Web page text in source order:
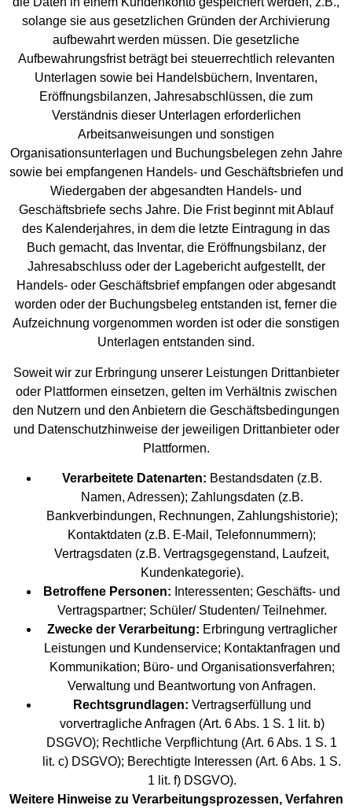
solange sie aus gesetzlichen Gründen der Archivierung
aufbewahrt werden müssen. Die gesetzliche
Aufbewahrungsfrist beträgt bei steuerrechtlich relevanten
Unterlagen sowie bei Handelsbüchern, Inventaren,
Eröffnungsbilanzen, Jahresabschlüssen, die zum
Verständnis dieser Unterlagen erforderlichen
Arbeitsanweisungen und sonstigen
Organisationsunterlagen und Buchungsbelegen zehn Jahre
sowie bei empfangenen Handels- und Geschäftsbriefen und
Wiedergaben der abgesandten Handels- und
Geschäftsbriefe sechs Jahre. Die Frist beginnt mit Ablauf
des Kalenderjahres, in dem die letzte Eintragung in das
Buch gemacht, das Inventar, die Eröffnungsbilanz, der
Jahresabschluss oder der Lagebericht aufgestellt, der
Handels- oder Geschäftsbrief empfangen oder abgesandt
worden oder der Buchungsbeleg entstanden ist, ferner die
Aufzeichnung vorgenommen worden ist oder die sonstigen
Unterlagen entstanden sind.
Soweit wir zur Erbringung unserer Leistungen Drittanbieter
oder Plattformen einsetzen, gelten im Verhältnis zwischen
den Nutzern und den Anbietern die Geschäftsbedingungen
und Datenschutzhinweise der jeweiligen Drittanbieter oder
Plattformen.
Verarbeitete Datenarten: Bestandsdaten (z.B.
Namen, Adressen); Zahlungsdaten (z.B.
Bankverbindungen, Rechnungen, Zahlungshistorie);
Kontaktdaten (z.B. E-Mail, Telefonnummern);
Vertragsdaten (z.B. Vertragsgegenstand, Laufzeit,
Kundenkategorie).
Betroffene Personen: Interessenten; Geschäfts- und
Vertragspartner; Schüler/ Studenten/ Teilnehmer.
Zwecke der Verarbeitung: Erbringung vertraglicher
Leistungen und Kundenservice; Kontaktanfragen und
Kommunikation; Büro- und Organisationsverfahren;
Verwaltung und Beantwortung von Anfragen.
Rechtsgrundlagen: Vertragserfüllung und
vorvertragliche Anfragen (Art. 6 Abs. 1 S. 1 lit. b)
DSGVO); Rechtliche Verpflichtung (Art. 6 Abs. 1 S. 1
lit. c) DSGVO); Berechtigte Interessen (Art. 6 Abs. 1 S.
1 lit. f) DSGVO).
Weitere Hinweise zu Verarbeitungsprozessen, Verfahren